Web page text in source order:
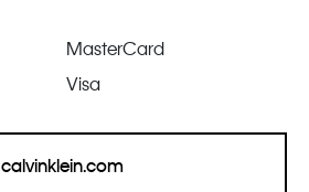
MasterCard
Visa
calvinklein.com